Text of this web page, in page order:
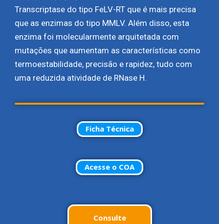
Transcriptase do tipo FeLV-RT que é mais precisa
que as enzimas do tipo MMLV. Além disso, esta
enzima foi molecularmente arquitetada com
mutações que aumentam as características como
termoestabilidade, precisão e rapidez, tudo com
uma reduzida atividade de RNase H.
Ficha Técnica
Acesse o COA
Consulte